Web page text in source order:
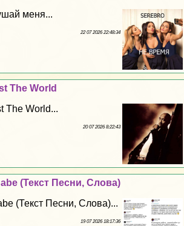
меня...
22 07 2026 22:48:34
The World
The World...
20 07 2026 8:22:43
(Текст Песни, Слова)
(Текст Песни, Слова)...
19 07 2026 18:17:36